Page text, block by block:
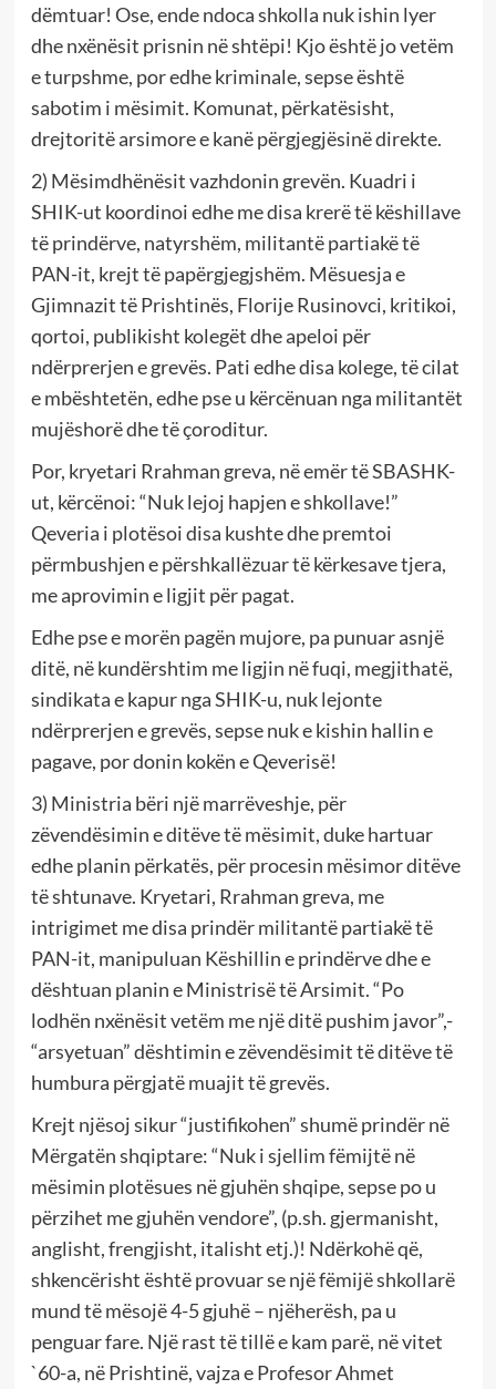
dëmtuar! Ose, ende ndoca shkolla nuk ishin lyer
dhe nxënësit prisnin në shtëpi! Kjo është jo vetëm
e turpshme, por edhe kriminale, sepse është
sabotim i mësimit. Komunat, përkatësisht,
drejtoritë arsimore e kanë përgjegjësinë direkte.
2) Mësimdhënësit vazhdonin grevën. Kuadri i
SHIK-ut koordinoi edhe me disa krerë të këshillave
të prindërve, natyrshëm, militantë partiakë të
PAN-it, krejt të papërgjegjshëm. Mësuesja e
Gjimnazit të Prishtinës, Florije Rusinovci, kritikoi,
qortoi, publikisht kolegët dhe apeloi për
ndërprerjen e grevës. Pati edhe disa kolege, të cilat
e mbështetën, edhe pse u kërcënuan nga militantët
mujëshorë dhe të çoroditur.
Por, kryetari Rrahman greva, në emër të SBASHK-
ut, kërcënoi: “Nuk lejoj hapjen e shkollave!”
Qeveria i plotësoi disa kushte dhe premtoi
përmbushjen e përshkallëzuar të kërkesave tjera,
me aprovimin e ligjit për pagat.
Edhe pse e morën pagën mujore, pa punuar asnjë
ditë, në kundërshtim me ligjin në fuqi, megjithatë,
sindikata e kapur nga SHIK-u, nuk lejonte
ndërprerjen e grevës, sepse nuk e kishin hallin e
pagave, por donin kokën e Qeverisë!
3) Ministria bëri një marrëveshje, për
zëvendësimin e ditëve të mësimit, duke hartuar
edhe planin përkatës, për procesin mësimor ditëve
të shtunave. Kryetari, Rrahman greva, me
intrigimet me disa prindër militantë partiakë të
PAN-it, manipuluan Këshillin e prindërve dhe e
dështuan planin e Ministrisë të Arsimit. “Po
lodhën nxënësit vetëm me një ditë pushim javor”,-
“arsyetuan” dështimin e zëvendësimit të ditëve të
humbura përgjatë muajit të grevës.
Krejt njësoj sikur “justifikohen” shumë prindër në
Mërgatën shqiptare: “Nuk i sjellim fëmijtë në
mësimin plotësues në gjuhën shqipe, sepse po u
përzihet me gjuhën vendore”, (p.sh. gjermanisht,
anglisht, frengjisht, italisht etj.)! Ndërkohë që,
shkencërisht është provuar se një fëmijë shkollarë
mund të mësojë 4-5 gjuhë – njëherësh, pa u
penguar fare. Një rast të tillë e kam parë, në vitet
`60-a, në Prishtinë, vajza e Profesor Ahmet